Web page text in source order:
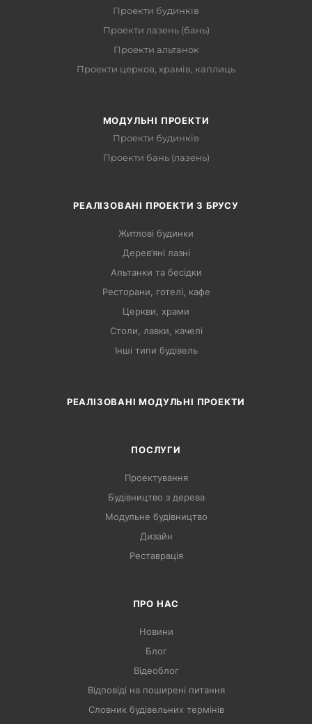
Проекти будинків
Проекти лазень (бань)
Проекти альтанок
Проекти церков, храмів, каплиць
МОДУЛЬНІ ПРОЕКТИ
Проекти будинків
Проекти бань (лазень)
РЕАЛІЗОВАНІ ПРОЕКТИ З БРУСУ
Житлові будинки
Дерев’яні лазні
Альтанки та бесідки
Ресторани, готелі, кафе
Церкви, храми
Столи, лавки, качелі
Інші типи будівель
РЕАЛІЗОВАНІ МОДУЛЬНІ ПРОЕКТИ
ПОСЛУГИ
Проектування
Будівництво з дерева
Модульне будівництво
Дизайн
Реставрація
ПРО НАС
Новини
Блог
Відеоблог
Відповіді на поширені питання
Словник будівельних термінів